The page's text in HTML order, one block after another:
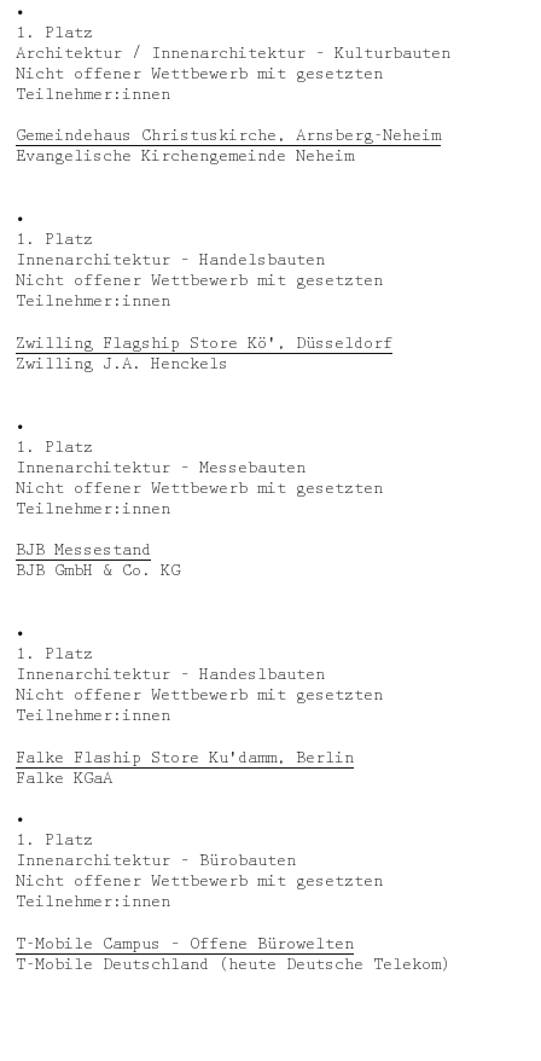
•
1. Platz
Architektur / Innenarchitektur – Kulturbauten
Nicht offener Wettbewerb mit gesetzten
Teilnehmer:innen
Gemeindehaus Christuskirche, Arnsberg-Neheim
Evangelische Kirchengemeinde Neheim
•
1. Platz
Innenarchitektur – Handelsbauten
Nicht offener Wettbewerb mit gesetzten
Teilnehmer:innen
Zwilling Flagship Store Kö', Düsseldorf
Zwilling J.A. Henckels
•
1. Platz
Innenarchitektur – Messebauten
Nicht offener Wettbewerb mit gesetzten
Teilnehmer:innen
BJB Messestand
BJB GmbH & Co. KG
•
1. Platz
Innenarchitektur – Handeslbauten
Nicht offener Wettbewerb mit gesetzten
Teilnehmer:innen
Falke Flaship Store Ku'damm, Berlin
Falke KGaA
•
1. Platz
Innenarchitektur – Bürobauten
Nicht offener Wettbewerb mit gesetzten
Teilnehmer:innen
T-Mobile Campus – Offene Bürowelten
T-Mobile Deutschland (heute Deutsche Telekom)